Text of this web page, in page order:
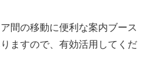
間の移動に便利な案内ブース
ますので、有効活用してくだ